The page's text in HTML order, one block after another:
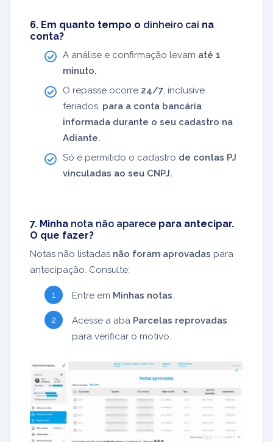
6. Em quanto tempo o dinheiro cai na
conta?
A análise e confirmação levam até 1
minuto.
O repasse ocorre 24/7, inclusive
feriados, para a conta bancária
informada durante o seu cadastro na
Adiante.
Só é permitido o cadastro de contas PJ
vinculadas ao seu CNPJ.
7. Minha nota não aparece para antecipar.
O que fazer?
Notas não listadas não foram aprovadas para
antecipação. Consulte:
Entre em Minhas notas.
Acesse a aba Parcelas reprovadas
para verificar o motivo.